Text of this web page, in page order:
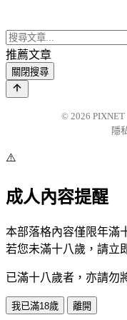
推薦文章
關閉搜尋
© 2026 PIXNET
隱
⚠️
成人內容提醒
本部落格內容僅限年滿
若您未滿十八歲，請立
已滿十八歲者，亦請勿
我已滿18歲 離開